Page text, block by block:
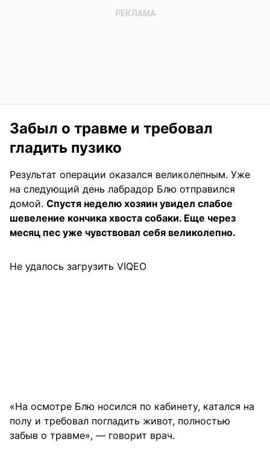
Забыл о травме и требовал
гладить пузико
Результат операции оказался великолепным. Уже
на следующий день лабрадор Блю отправился
домой. Спустя неделю хозяин увидел слабое
шевеление кончика хвоста собаки. Еще через
месяц пес уже чувствовал себя великолепно.
Не удалось загрузить VIQEO
«На осмотре Блю носился по кабинету, катался на
полу и требовал погладить живот, полностью
забыв о травме», — говорит врач.